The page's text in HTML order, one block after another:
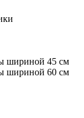
шириной 45 см
шириной 60 см